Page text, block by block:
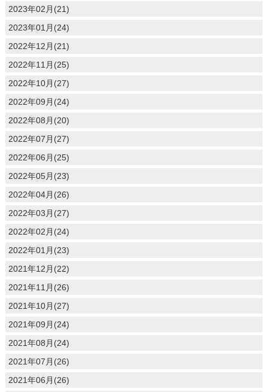
2023年02月(21)
2023年01月(24)
2022年12月(21)
2022年11月(25)
2022年10月(27)
2022年09月(24)
2022年08月(20)
2022年07月(27)
2022年06月(25)
2022年05月(23)
2022年04月(26)
2022年03月(27)
2022年02月(24)
2022年01月(23)
2021年12月(22)
2021年11月(26)
2021年10月(27)
2021年09月(24)
2021年08月(24)
2021年07月(26)
2021年06月(26)